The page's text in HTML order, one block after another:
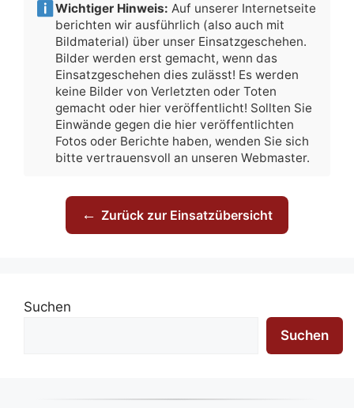
Wichtiger Hinweis: Auf unserer Internetseite
berichten wir ausführlich (also auch mit
Bildmaterial) über unser Einsatzgeschehen.
Bilder werden erst gemacht, wenn das
Einsatzgeschehen dies zulässt! Es werden
keine Bilder von Verletzten oder Toten
gemacht oder hier veröffentlicht! Sollten Sie
Einwände gegen die hier veröffentlichten
Fotos oder Berichte haben, wenden Sie sich
bitte vertrauensvoll an unseren Webmaster.
← Zurück zur Einsatzübersicht
Suchen
Suchen